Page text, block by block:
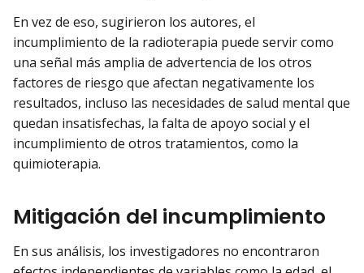
En vez de eso, sugirieron los autores, el
incumplimiento de la radioterapia puede servir como
una señal más amplia de advertencia de los otros
factores de riesgo que afectan negativamente los
resultados, incluso las necesidades de salud mental que
quedan insatisfechas, la falta de apoyo social y el
incumplimiento de otros tratamientos, como la
quimioterapia.
Mitigación del incumplimiento
En sus análisis, los investigadores no encontraron